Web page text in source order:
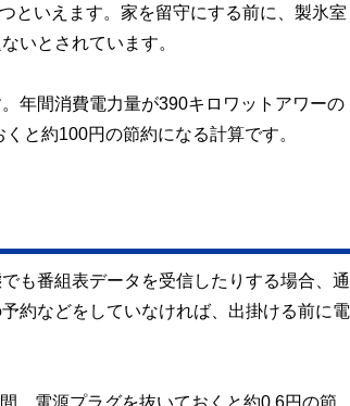
といえます。家を留守にする前に、製氷室
いとされています。
年間消費電力量が390キロワットアワーの
と約100円の節約になる計算です。
も番組表データを受信したりする場合、通
約などをしていなければ、出掛ける前に電
、電源プラグを抜いておくと約0.6円の節